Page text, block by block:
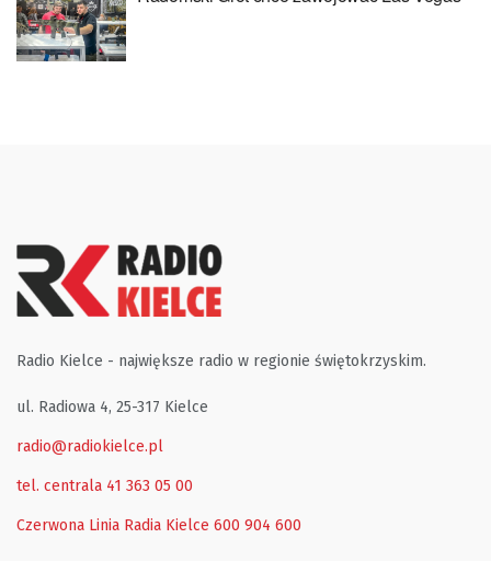
Radio Kielce - największe radio w regionie świętokrzyskim.
ul. Radiowa 4, 25-317 Kielce
radio@radiokielce.pl
tel. centrala 41 363 05 00
Czerwona Linia Radia Kielce 600 904 600